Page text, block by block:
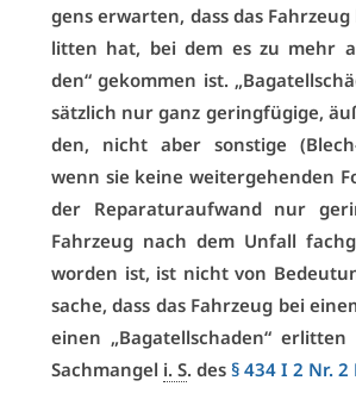
gens er­war­ten, dass das
lit­ten hat, bei dem es zu mehr
den“ ge­kom­men ist.
sätz­lich nur ganz ge­ring­fü­gi­ge,
den, nicht aber sons­ti­ge
wenn sie kei­ne wei­ter­ge­hen­den
der Re­pa­ra­tur­auf­wand nur
Fahr­zeug nach dem Un­fall
wor­den ist, ist nicht von
sa­che, dass das Fahr­zeug bei
ei­nen „Ba­ga­tell­scha­den“
Sach­man­gel i. S. des § 434 I 2 Nr. 2